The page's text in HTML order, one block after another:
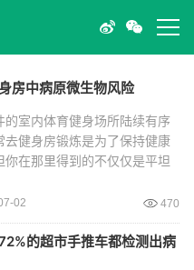
房中病原微生物风险
的室内体育健身场所陆续有序
去健身房锻炼是为了保持健康
你在那里得到的不仅仅是平坦
02 470
的超市手推车都检测出病